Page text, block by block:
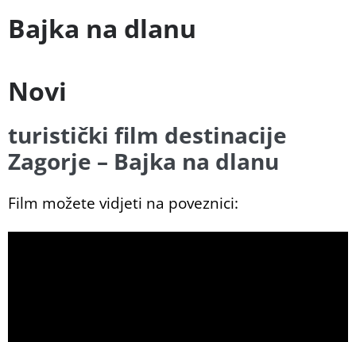
Bajka na dlanu
Novi
turistički film destinacije
Zagorje – Bajka na dlanu
Film možete vidjeti na poveznici: